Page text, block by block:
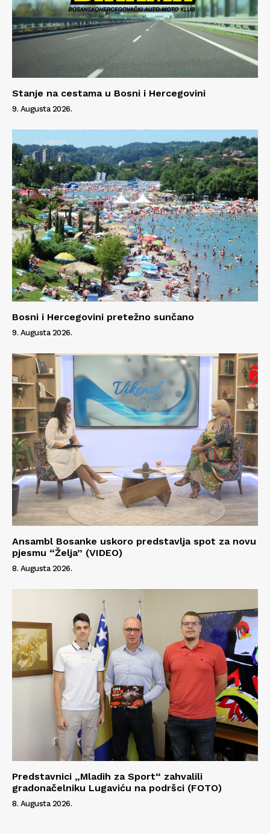
Stanje na cestama u Bosni i Hercegovini
9. Augusta 2026.
Bosni i Hercegovini pretežno sunčano
9. Augusta 2026.
Ansambl Bosanke uskoro predstavlja spot za novu
pjesmu “Želja” (VIDEO)
8. Augusta 2026.
Predstavnici „Mladih za Sport“ zahvalili
gradonačelniku Lugaviću na podršci (FOTO)
8. Augusta 2026.